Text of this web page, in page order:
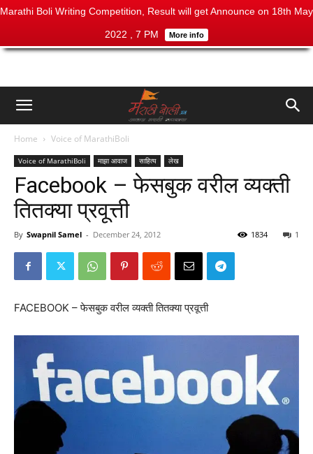
Marathi Boli Writing Competition, Result will get Announce on 18th May
2022 , 7 PM More info
Home Voice of MarathiBoli
Voice of MarathiBoli माझा आवाज साहित्य लेख
Facebook – फेसबुक वरील व्यक्ती
तितक्या प्रवूत्ती
By Swapnil Samel - December 24, 2012 1
1834
FACEBOOK – फेसबुक वरील व्यक्ती तितक्या प्रवूत्ती